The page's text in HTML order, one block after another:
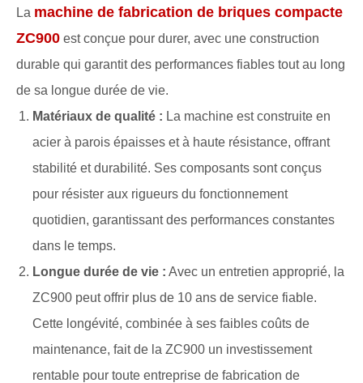
La machine de fabrication de briques compacte
ZC900 est conçue pour durer, avec une construction
durable qui garantit des performances fiables tout au long
de sa longue durée de vie.
Matériaux de qualité : La machine est construite en
acier à parois épaisses et à haute résistance, offrant
stabilité et durabilité. Ses composants sont conçus
pour résister aux rigueurs du fonctionnement
quotidien, garantissant des performances constantes
dans le temps.
Longue durée de vie : Avec un entretien approprié, la
ZC900 peut offrir plus de 10 ans de service fiable.
Cette longévité, combinée à ses faibles coûts de
maintenance, fait de la ZC900 un investissement
rentable pour toute entreprise de fabrication de